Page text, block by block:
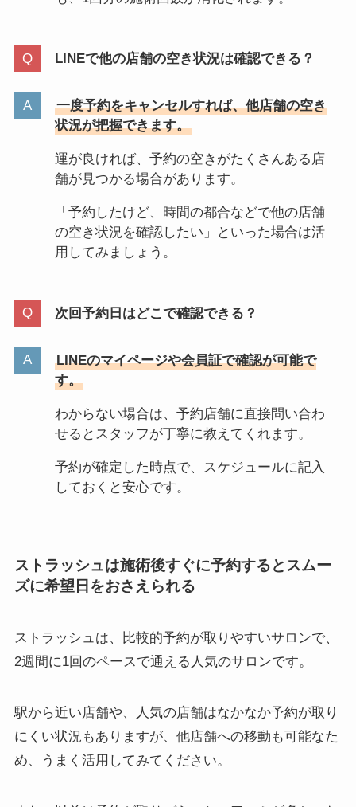
LINEで他の店舗の空き状況は確認できる？
一度予約をキャンセルすれば、他店舗の空き
状況が把握できます。
運が良ければ、予約の空きがたくさんある店
舗が見つかる場合があります。
「予約したけど、時間の都合などで他の店舗
の空き状況を確認したい」といった場合は活
用してみましょう。
次回予約日はどこで確認できる？
LINEのマイページや会員証で確認が可能で
す。
わからない場合は、予約店舗に直接問い合わ
せるとスタッフが丁寧に教えてくれます。
予約が確定した時点で、スケジュールに記入
しておくと安心です。
ストラッシュは施術後すぐに予約するとスムー
ズに希望日をおさえられる
ストラッシュは、比較的予約が取りやすいサロンで、
2週間に1回のペースで通える人気のサロンです。
駅から近い店舗や、人気の店舗はなかなか予約が取り
にくい状況もありますが、他店舗への移動も可能なた
め、うまく活用してみてください。